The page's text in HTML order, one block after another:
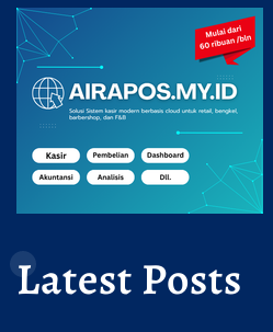
Latest Posts